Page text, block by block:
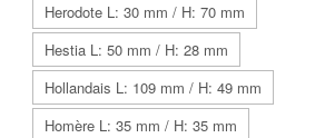
Herodote L: 30 mm / H: 70 mm
Hestia L: 50 mm / H: 28 mm
Hollandais L: 109 mm / H: 49 mm
Homère L: 35 mm / H: 35 mm